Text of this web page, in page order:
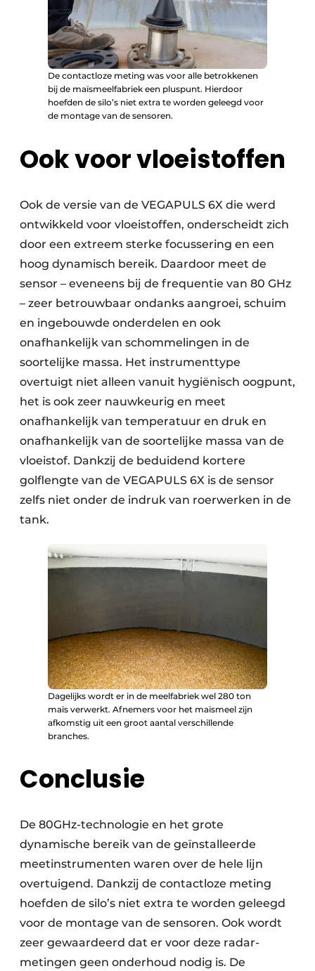
De contactloze meting was voor alle betrokkenen
bij de maïsmeelfabriek een pluspunt. Hierdoor
hoefden de silo’s niet extra te worden geleegd voor
de montage van de sensoren.
Ook voor vloeistoffen
Ook de versie van de VEGAPULS 6X die werd
ontwikkeld voor vloeistoffen, onderscheidt zich
door een extreem sterke focussering en een
hoog dynamisch bereik. Daardoor meet de
sensor – eveneens bij de frequentie van 80 GHz
– zeer betrouwbaar ondanks aangroei, schuim
en ingebouwde onderdelen en ook
onafhankelijk van schommelingen in de
soortelijke massa. Het instrumenttype
overtuigt niet alleen vanuit hygiënisch oogpunt,
het is ook zeer nauwkeurig en meet
onafhankelijk van temperatuur en druk en
onafhankelijk van de soortelijke massa van de
vloeistof. Dankzij de beduidend kortere
golflengte van de VEGAPULS 6X is de sensor
zelfs niet onder de indruk van roerwerken in de
tank.
Dagelijks wordt er in de meelfabriek wel 280 ton
maïs verwerkt. Afnemers voor het maïsmeel zijn
afkomstig uit een groot aantal verschillende
branches.
Conclusie
De 80GHz-technologie en het grote
dynamische bereik van de geïnstalleerde
meetinstrumenten waren over de hele lijn
overtuigend. Dankzij de contactloze meting
hoefden de silo’s niet extra te worden geleegd
voor de montage van de sensoren. Ook wordt
zeer gewaardeerd dat er voor deze radar­
metingen geen onderhoud nodig is. De